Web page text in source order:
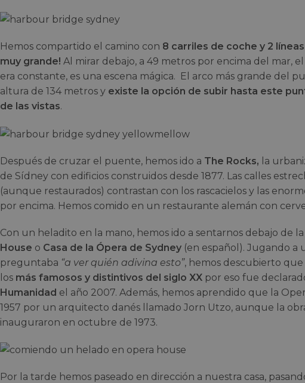
Hemos compartido el camino con 8 carriles de coche y 2
muy grande! Al mirar debajo, a 49 metros por encima del mar,
era constante, es una escena mágica. El arco más grande del
altura de 134 metros y existe la opción de subir hasta este
de las vistas.
Después de cruzar el puente, hemos ido a The Rocks, la
de Sídney con edificios construidos desde 1877. Las calles
(aunque restaurados) contrastan con los rascacielos y las
por encima. Hemos comido en un restaurante alemán con
Con un heladito en la mano, hemos ido a sentarnos debajo de la
House o Casa de la Ópera de Sydney (en español). Jugando
preguntaba “a ver quién adivina esto”, hemos descubierto
los más famosos y distintivos del siglo XX por eso fue
Humanidad el año 2007. Además, hemos aprendido que la
1957 por un arquitecto danés llamado Jorn Utzo, aunque la
inauguraron en octubre de 1973.
Por la tarde hemos paseado en dirección a nuestra casa,